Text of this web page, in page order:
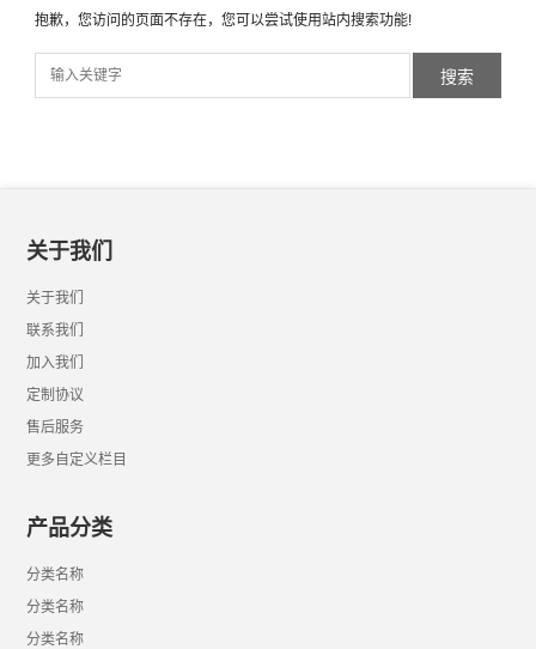
抱歉，您访问的页面不存在，您可以尝试使用站内搜索功能!
关于我们
关于我们
联系我们
加入我们
定制协议
售后服务
更多自定义栏目
产品分类
分类名称
分类名称
分类名称